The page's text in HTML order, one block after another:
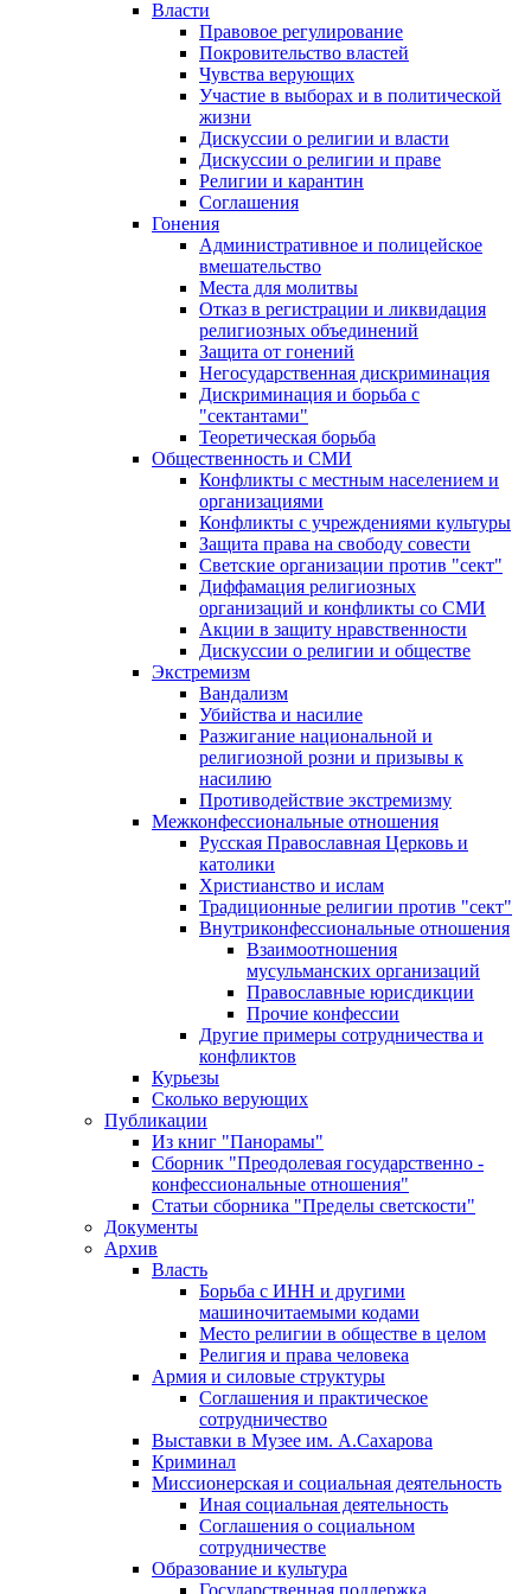
Власти
Правовое регулирование
Покровительство властей
Чувства верующих
Участие в выборах и в политической
жизни
Дискуссии о религии и власти
Дискуссии о религии и праве
Религии и карантин
Соглашения
Гонения
Административное и полицейское
вмешательство
Места для молитвы
Отказ в регистрации и ликвидация
религиозных объединений
Защита от гонений
Негосударственная дискриминация
Дискриминация и борьба с
"сектантами"
Теоретическая борьба
Общественность и СМИ
Конфликты с местным населением и
организациями
Конфликты с учреждениями культуры
Защита права на свободу совести
Светские организации против "сект"
Диффамация религиозных
организаций и конфликты со СМИ
Акции в защиту нравственности
Дискуссии о религии и обществе
Экстремизм
Вандализм
Убийства и насилие
Разжигание национальной и
религиозной розни и призывы к
насилию
Противодействие экстремизму
Межконфессиональные отношения
Русская Православная Церковь и
католики
Христианство и ислам
Традиционные религии против "сект"
Внутриконфессиональные отношения
Взаимоотношения
мусульманских организаций
Православные юрисдикции
Прочие конфессии
Другие примеры сотрудничества и
конфликтов
Курьезы
Сколько верующих
Публикации
Из книг "Панорамы"
Сборник "Преодолевая государственно -
конфессиональные отношения"
Статьи сборника "Пределы светскости"
Документы
Архив
Власть
Борьба с ИНН и другими
машиночитаемыми кодами
Место религии в обществе в целом
Религия и права человека
Армия и силовые структуры
Соглашения и практическое
сотрудничество
Выставки в Музее им. А.Сахарова
Криминал
Миссионерская и социальная деятельность
Иная социальная деятельность
Соглашения о социальном
сотрудничестве
Образование и культура
Государственная поддержка